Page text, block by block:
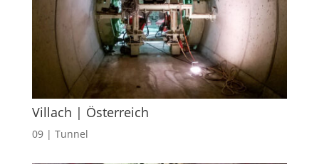
Villach | Österreich
09 | Tunnel